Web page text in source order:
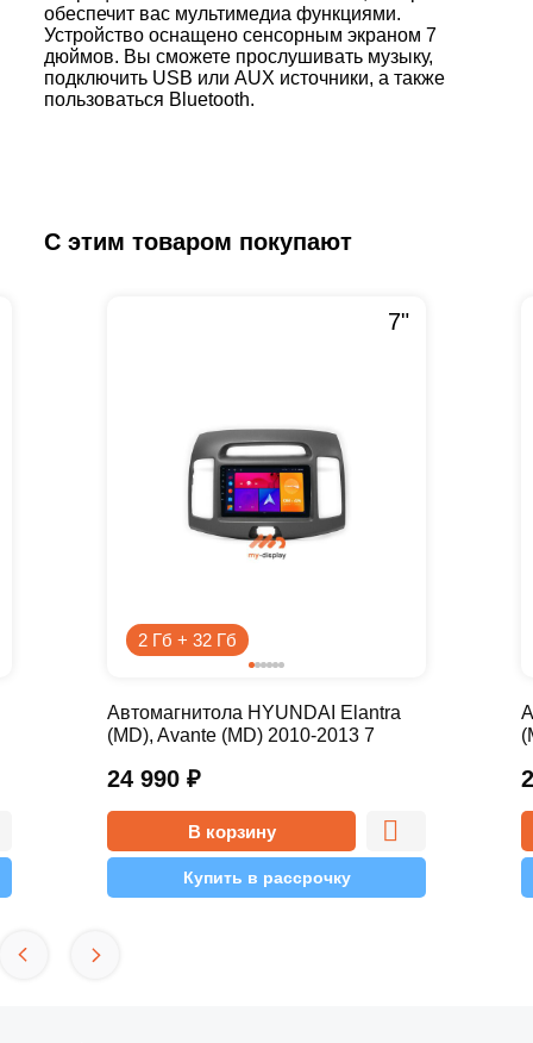
обеспечит вас мультимедиа функциями.
Устройство оснащено сенсорным экраном 7
дюймов. Вы сможете прослушивать музыку,
подключить USB или AUX источники, а также
пользоваться Bluetooth.
С этим товаром покупают
2 Гб + 32 Гб
7"
24 990 ₽
Автомагнитола HYUNDAI Elantra
(MD), Avante (MD) 2010-2013 7
В корзину
Купить в рассрочку